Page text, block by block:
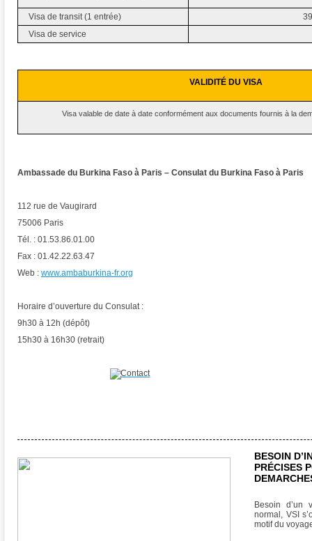
Visa de transit (1 entrée)
Visa de service
VALIDITÉ DU VISA
Visa valable de date à date conformément aux documents fournis à la
Ambassade du Burkina Faso à Paris – Consulat du Burkina Faso à Paris
112 rue de Vaugirard
75006 Paris
Tél. : 01.53.86.01.00
Fax : 01.42.22.63.47
Web : www.ambaburkina-fr.org
Horaire d’ouverture du Consulat :
9h30 à 12h (dépôt)
15h30 à 16h30 (retrait)
BESOIN
PRÉCISES
Besoin
normal, VSI
motif du